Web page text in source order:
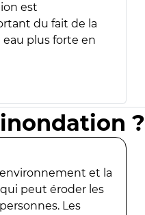
est
du fait de la
plus forte en
?
et la
peut éroder les
Les